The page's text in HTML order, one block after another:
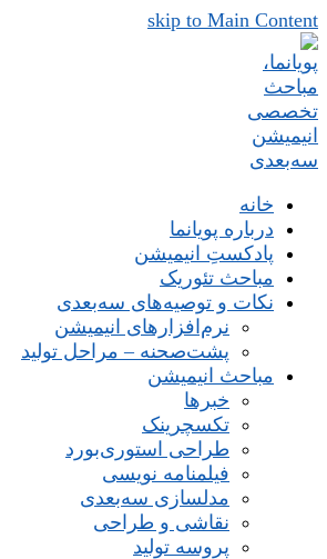
skip to Main Content
خانه
درباره پویانما
پادکستِ انیمیشن
مباحث تئوریک
نکات و توصیه‌های‌ سه‌بعدی
نرم‌افزارهای انیمیشن
پشت‌صحنه – مراحل تولید
مباحث انیمیشن
خبرها
تکسچرینک
طراحی استوری‌بورد
فیلمنامه نویسی
مدلسازی سه‌بعدی
نقاشی و طراحی
پروسه تولید